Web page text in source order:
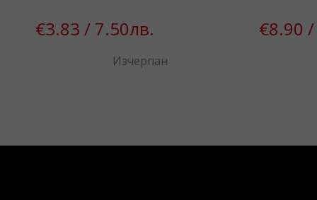
€3.83 / 7.50лв.
Изчерпан
€8.90